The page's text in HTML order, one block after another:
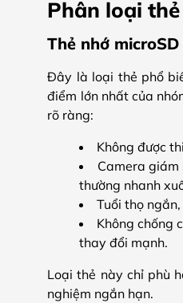
Phân loại
Thẻ nhớ
Đây là loại thẻ phổ
điểm lớn nhất của
rõ ràng:
Không được
Camera giám
thường nhanh
Tuổi thọ
Không chống
thay đổi mạnh.
Loại thẻ này chỉ phù
nghiệm ngắn hạn.